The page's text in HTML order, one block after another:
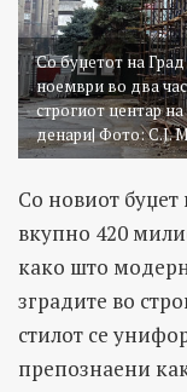
Со буџетот на Град
ноември во два
строгиот центар
денари| Фото: С.Ј.
Со новиот
вкупно 420
како што
зградите во
стилот се
препознаени